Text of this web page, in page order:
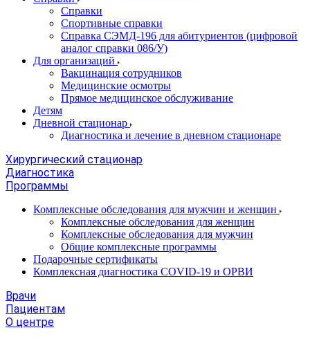
Справки
Спортивные справки
Справка СЭМД‑196 для абитуриентов (цифровой
аналог справки 086/У)
Для организаций
Вакцинация сотрудников
Медицинские осмотры
Прямое медицинское обслуживание
Детям
Дневной стационар
Диагностика и лечение в дневном стационаре
Хирургический стационар
Диагностика
Программы
Комплексные обследования для мужчин и женщин
Комплексные обследования для женщин
Комплексные обследования для мужчин
Общие комплексные программы
Подарочные сертификаты
Комплексная диагностика COVID-19 и ОРВИ
Врачи
Пациентам
О центре